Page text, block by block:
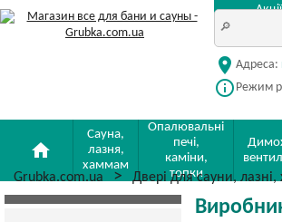
Акції
location_on Адреса:
info_outline Режим
home
Сауна,
лазня,
хаммам
Опалювальні
печі,
каміни,
топки
Grubka.com.ua Двері для сауни,